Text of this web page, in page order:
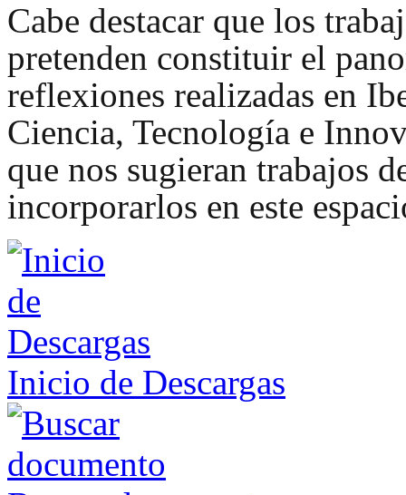
Cabe destacar que los
pretenden constituir el
reflexiones realizadas en
Ciencia, Tecnología e
que nos sugieran trabajos
incorporarlos en este
Inicio de Descargas